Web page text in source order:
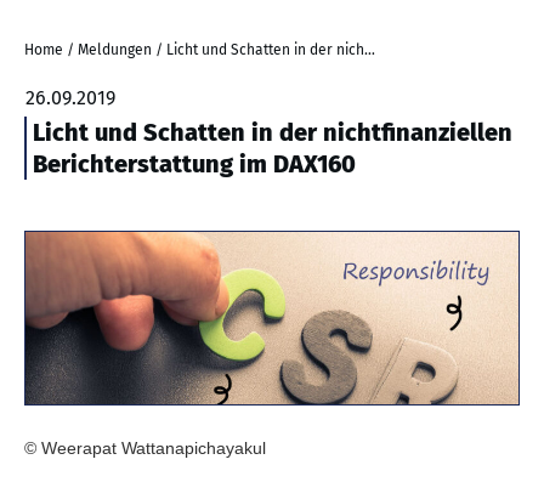
Home / Meldungen / Licht und Schatten in der nichtfinanziellen Berichterstattung im DAX160
26.09.2019
Licht und Schatten in der nichtfinanziellen
Berichterstattung im DAX160
© Weerapat Wattanapichayakul